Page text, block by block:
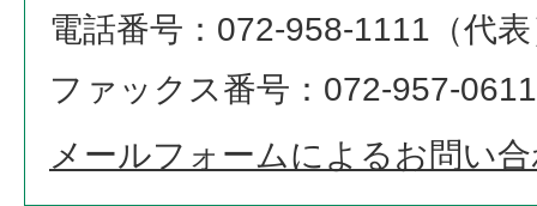
電話番号：072-958-1111（代
ファックス番号：072-957-0611
メールフォームによるお問い